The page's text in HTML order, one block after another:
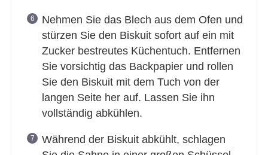
Nehmen Sie das Blech aus dem Ofen und
stürzen Sie den Biskuit sofort auf ein mit
Zucker bestreutes Küchentuch. Entfernen
Sie vorsichtig das Backpapier und rollen
Sie den Biskuit mit dem Tuch von der
langen Seite her auf. Lassen Sie ihn
vollständig abkühlen.
Während der Biskuit abkühlt, schlagen